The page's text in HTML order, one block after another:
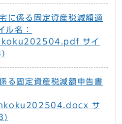
に係る固定資産税減額適
ル名：
サイ
る固定資産税減額申告書
サ